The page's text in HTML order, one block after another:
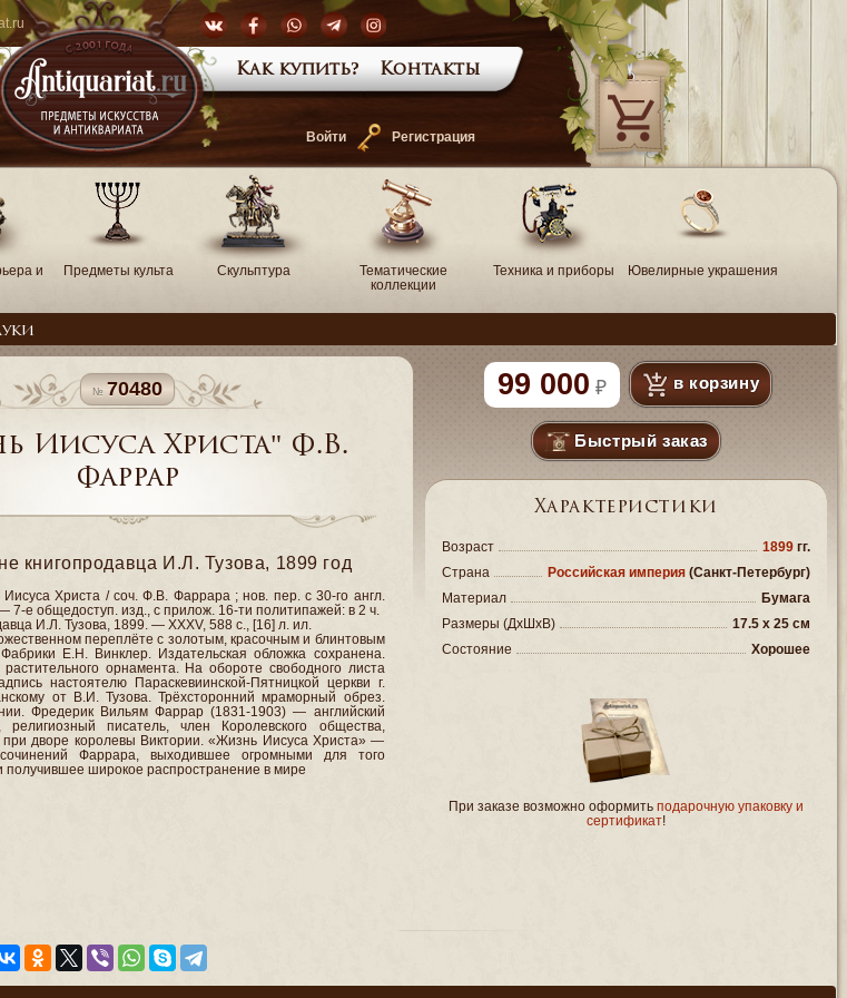
Войти Регистрация
Как купить? Контакты
—
и
Предметы культа Скульптура
Тематические
коллекции
Техника и приборы Ювелирные украшения
70480
Иисуса Христа" Ф.В.
Фаррар
книгопродавца И.Л. Тузова, 1899 год
Христа / соч. Ф.В. Фаррара ; нов. пер. с 30-го англ.
7-е общедоступ. изд., с прилож. 16-ти политипажей: в 2 ч.
И.Л. Тузова, 1899. — XXXV, 588 с., [16] л. ил.
переплёте с золотым, красочным и блинтовым
Е.Н. Винклер. Издательская обложка сохранена.
орнамента. На обороте свободного листа
настоятелю Параскевиинской-Пятницкой церкви г.
от В.И. Тузова. Трёхсторонний мраморный обрез.
Фредерик Вильям Фаррар (1831-1903) — английский
религиозный писатель, член Королевского общества,
дворе королевы Виктории. «Жизнь Иисуса Христа» —
Фаррара, выходившее огромными для того
получившее широкое распространение в мире
99 000 в корзину
Быстрый заказ
Характеристики
Возраст 1899 гг.
Страна
Российская империя (Санкт-Петербург)
Материал
Бумага
Размеры (ДxШxВ)
17.5 x 25 см
Состояние
Хорошее
При заказе возможно оформить подарочную упаковку и
сертификат!